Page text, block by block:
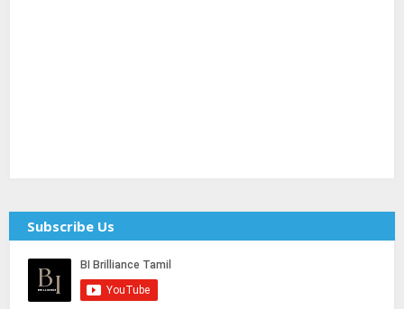
Subscribe Us